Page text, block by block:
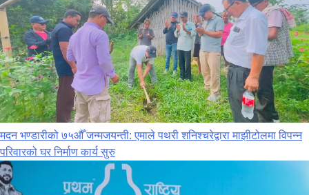
मदन भण्डारीको ७५औँ जन्मजयन्ती: एमाले पथरी शनिश्चरेद्वारा माझीटोलमा विपन्न
परिवारको घर निर्माण कार्य सुरु